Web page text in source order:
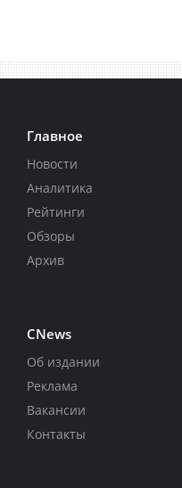
Главное
Новости
Аналитика
Рейтинги
Обзоры
Архив
CNews
Об издании
Реклама
Вакансии
Контакты